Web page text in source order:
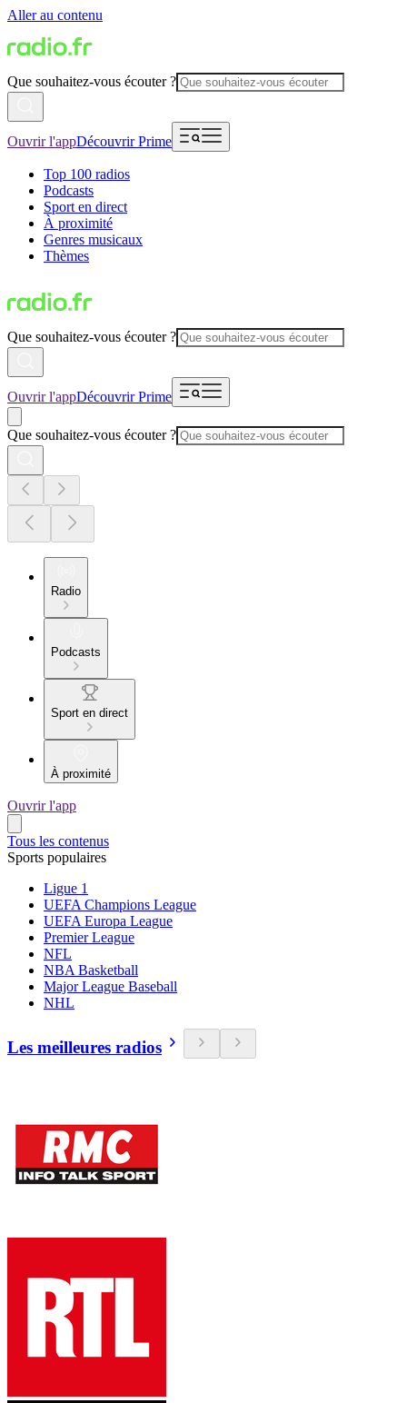
Aller au contenu
Que souhaitez-vous écouter ?
Ouvrir l'appDécouvrir Prime
Top 100 radios
Podcasts
Sport en direct
À proximité
Genres musicaux
Thèmes
Que souhaitez-vous écouter ?
Ouvrir l'appDécouvrir Prime
Que souhaitez-vous écouter ?
Radio
Podcasts
Sport en direct
À proximité
Ouvrir l'app
Tous les contenus
Sports populaires
Ligue 1
UEFA Champions League
UEFA Europa League
Premier League
NFL
NBA Basketball
Major League Baseball
NHL
Les meilleures radios